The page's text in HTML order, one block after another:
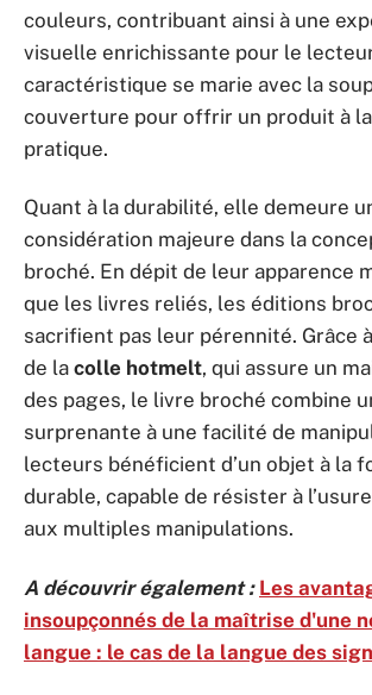
couleurs, contribuant ainsi à une
visuelle enrichissante pour le
caractéristique se marie avec la
couverture pour offrir un produit à
pratique.
Quant à la durabilité, elle demeure
considération majeure dans la
broché. En dépit de leur apparence
que les livres reliés, les éditions
sacrifient pas leur pérennité. Grâce
de la colle hotmelt, qui assure un
des pages, le livre broché combine
surprenante à une facilité de
lecteurs bénéficient d’un objet à la
durable, capable de résister à
aux multiples manipulations.
A découvrir également : Les
insoupçonnés de la maîtrise d'une
langue : le cas de la langue des